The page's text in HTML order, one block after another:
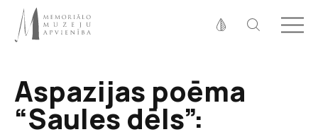
150%
Kontrasts
Aspazijas poēma
“Saules dēls”: